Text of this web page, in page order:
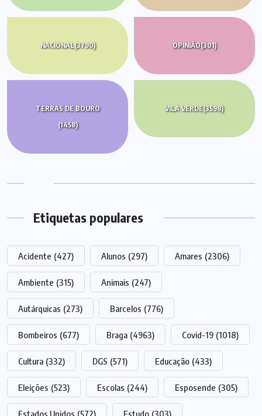
NACIONAL(3790) OPINIÃO(301)
TERRAS DE BOURO
(1458)
VILA VERDE(3598)
Etiquetas populares
Acidente (427) Alunos (297) Amares (2306)
Ambiente (315) Animais (247)
Autárquicas (273) Barcelos (776)
Bombeiros (677) Braga (4963) Covid-19 (1018)
Cultura (332) DGS (571) Educação (433)
Eleições (523) Escolas (244) Esposende (305)
Estados Unidos (572) Estudo (303)